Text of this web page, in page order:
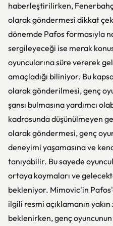
haberleştirilirken,
olarak göndermesi dikkat
dönemde Pafos formasıyla
sergileyeceği ise merak
oyuncularına süre vererek
amaçladığı biliniyor. Bu
olarak gönderilmesi, genç
şansı bulmasına yardımcı
kadrosunda düşünülmeyen
olarak göndermesi, genç
deneyimi yaşamasına ve
tanıyabilir. Bu sayede
ortaya koymaları ve
bekleniyor. Mimovic'in
ilgili resmi açıklamanın yakın
beklenirken, genç